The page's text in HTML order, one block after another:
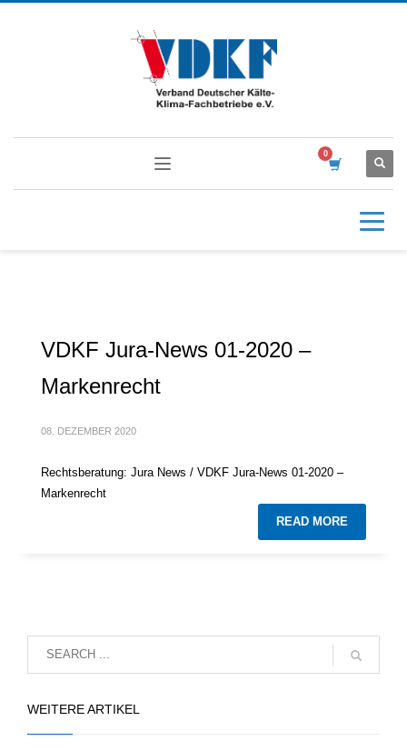
VDKF Jura-News 01-2020 –
Markenrecht
08. DEZEMBER 2020
Rechtsberatung: Jura News / VDKF Jura-News 01-2020 –
Markenrecht
READ MORE
WEITERE ARTIKEL